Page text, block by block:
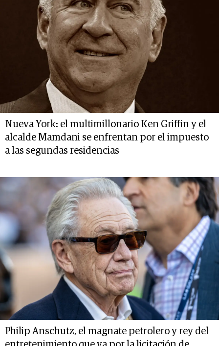
Nueva York: el multimillonario Ken Griffin y el
alcalde Mamdani se enfrentan por el impuesto
a las segundas residencias
Philip Anschutz, el magnate petrolero y rey del